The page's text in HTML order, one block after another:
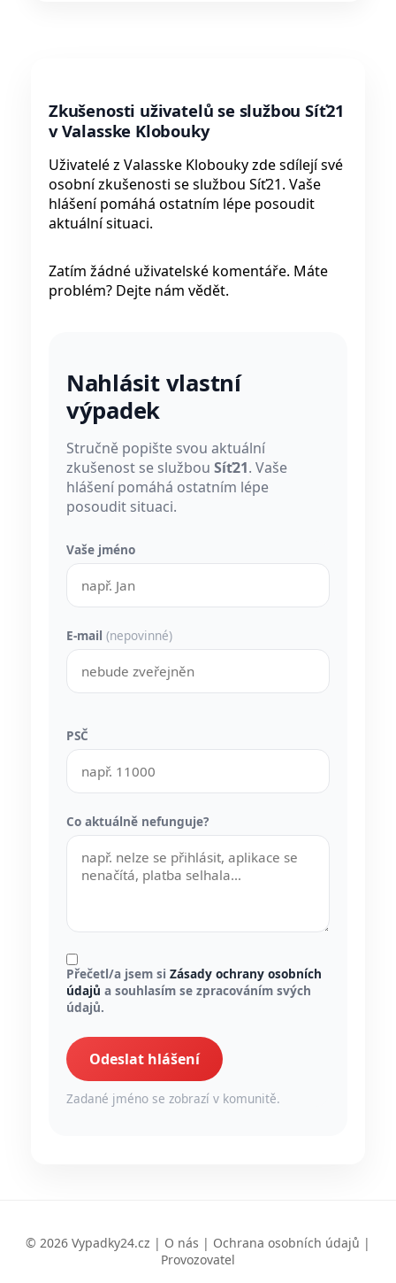
Zkušenosti uživatelů se službou Síť21
v Valasske Klobouky
Uživatelé z Valasske Klobouky zde sdílejí své
osobní zkušenosti se službou Síť21. Vaše
hlášení pomáhá ostatním lépe posoudit
aktuální situaci.
Zatím žádné uživatelské komentáře. Máte
problém? Dejte nám vědět.
Nahlásit vlastní
výpadek
Stručně popište svou aktuální
zkušenost se službou Síť21. Vaše
hlášení pomáhá ostatním lépe
posoudit situaci.
Vaše jméno
E-mail (nepovinné)
PSČ
Co aktuálně nefunguje?
Přečetl/a jsem si Zásady ochrany osobních
údajů a souhlasím se zpracováním svých
údajů.
Odeslat hlášení
Zadané jméno se zobrazí v komunitě.
© 2026 Vypadky24.cz | O nás | Ochrana osobních údajů |
Provozovatel